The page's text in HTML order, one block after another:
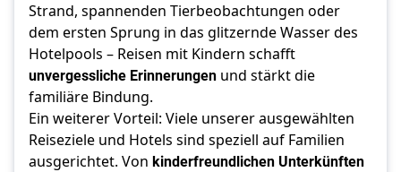
Strand, spannenden Tierbeobachtungen oder
dem ersten Sprung in das glitzernde Wasser des
unvergessliche Erinnerungen und stärkt die
familiäre Bindung.
Ein weiterer Vorteil: Viele unserer ausgewählten
Reiseziele und Hotels sind speziell auf Familien
ausgerichtet. Von kinderfreundlichen Unterkünften